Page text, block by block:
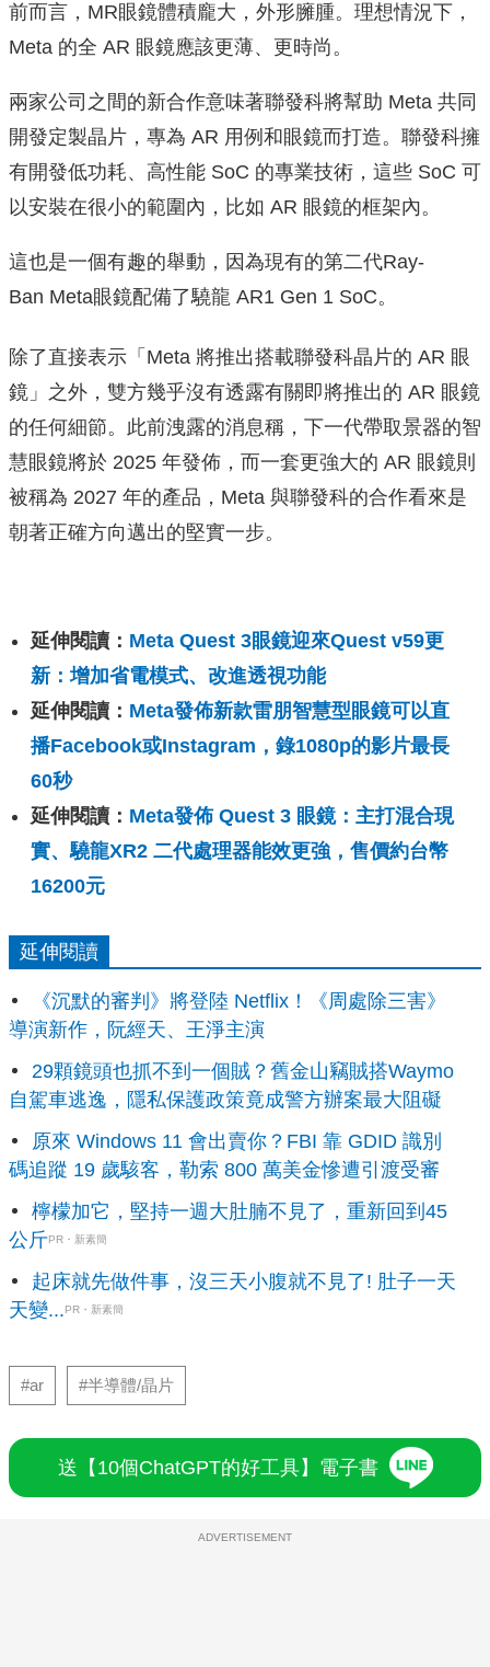
前而言，MR眼鏡體積龐大，外形臃腫。理想情況下，
Meta 的全 AR 眼鏡應該更薄、更時尚。
兩家公司之間的新合作意味著聯發科將幫助 Meta 共同
開發定製晶片，專為 AR 用例和眼鏡而打造。聯發科擁
有開發低功耗、高性能 SoC 的專業技術，這些 SoC 可
以安裝在很小的範圍內，比如 AR 眼鏡的框架內。
這也是一個有趣的舉動，因為現有的第二代Ray-
Ban Meta眼鏡配備了驍龍 AR1 Gen 1 SoC。
除了直接表示「Meta 將推出搭載聯發科晶片的 AR 眼
鏡」之外，雙方幾乎沒有透露有關即將推出的 AR 眼鏡
的任何細節。此前洩露的消息稱，下一代帶取景器的智
慧眼鏡將於 2025 年發佈，而一套更強大的 AR 眼鏡則
被稱為 2027 年的產品，Meta 與聯發科的合作看來是
朝著正確方向邁出的堅實一步。
延伸閱讀： Meta Quest 3眼鏡迎來Quest v59更
新：增加省電模式、改進透視功能
延伸閱讀： Meta發佈新款雷朋智慧型眼鏡可以直
播Facebook或Instagram，錄1080p的影片最長
60秒
延伸閱讀： Meta發佈 Quest 3 眼鏡：主打混合現
實、驍龍XR2 二代處理器能效更強，售價約台幣
16200元
延伸閱讀
《沉默的審判》將登陸 Netflix！《周處除三害》
導演新作，阮經天、王淨主演
29顆鏡頭也抓不到一個賊？舊金山竊賊搭Waymo
自駕車逃逸，隱私保護政策竟成警方辦案最大阻礙
原來 Windows 11 會出賣你？FBI 靠 GDID 識別
碼追蹤 19 歲駭客，勒索 800 萬美金慘遭引渡受審
檸檬加它，堅持一週大肚腩不見了，重新回到45
公斤PR・新素簡
起床就先做件事，沒三天小腹就不見了! 肚子一天
天變...PR・新素簡
#ar #半導體/晶片
送【10個ChatGPT的好工具】電子書
ADVERTISEMENT